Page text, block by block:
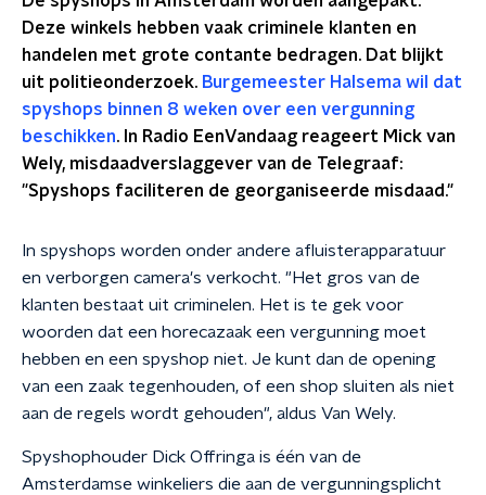
Deze winkels hebben vaak criminele klanten en
handelen met grote contante bedragen. Dat blijkt
uit politieonderzoek. Burgemeester Halsema wil dat
spyshops binnen 8 weken over een vergunning
beschikken. In Radio EenVandaag reageert Mick van
Wely, misdaadverslaggever van de Telegraaf:
"Spyshops faciliteren de georganiseerde misdaad."
In spyshops worden onder andere afluisterapparatuur
en verborgen camera's verkocht. "Het gros van de
klanten bestaat uit criminelen. Het is te gek voor
woorden dat een horecazaak een vergunning moet
hebben en een spyshop niet. Je kunt dan de opening
van een zaak tegenhouden, of een shop sluiten als niet
aan de regels wordt gehouden", aldus Van Wely.
Spyshophouder Dick Offringa is één van de
Amsterdamse winkeliers die aan de vergunningsplicht